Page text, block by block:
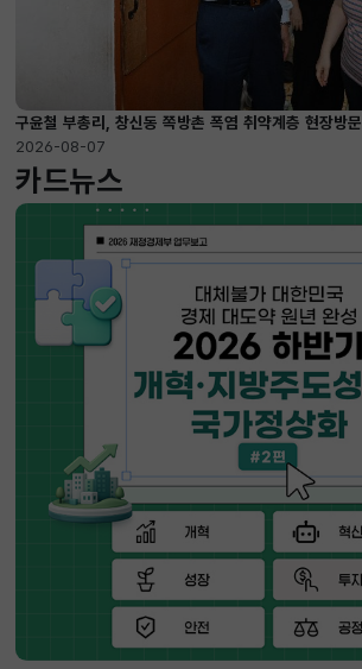
구윤철 부총리, 창신동 쪽방촌 폭염 취약계층 현장방문
2026-08-07
카드뉴스